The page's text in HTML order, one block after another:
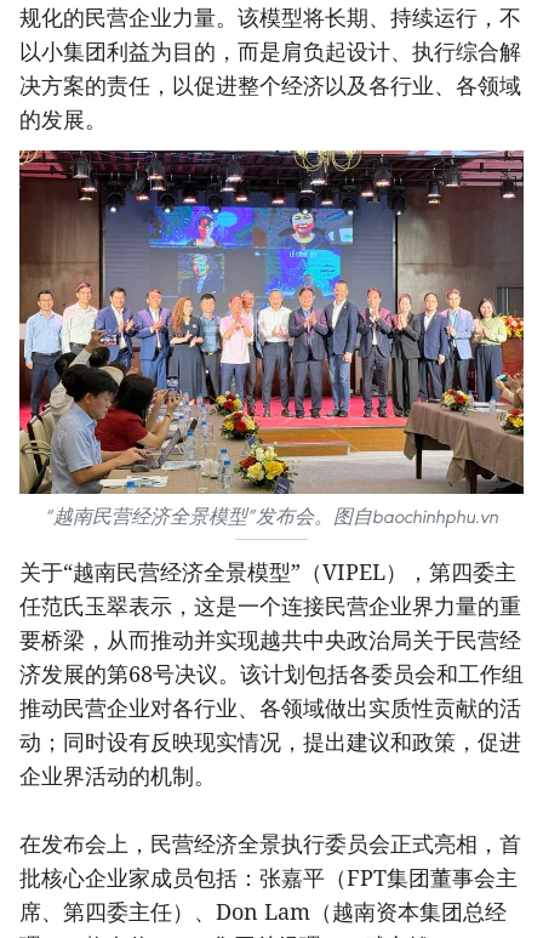
规化的民营企业力量。该模型将长期、持续运行，不
以小集团利益为目的，而是肩负起设计、执行综合解
决方案的责任，以促进整个经济以及各行业、各领域
的发展。
“越南民营经济全景模型”发布会。图自baochinhphu.vn
关于“越南民营经济全景模型”（VIPEL），第四委主
任范氏玉翠表示，这是一个连接民营企业界力量的重
要桥梁，从而推动并实现越共中央政治局关于民营经
济发展的第68号决议。该计划包括各委员会和工作组
推动民营企业对各行业、各领域做出实质性贡献的活
动；同时设有反映现实情况，提出建议和政策，促进
企业界活动的机制。
在发布会上，民营经济全景执行委员会正式亮相，首
批核心企业家成员包括：张嘉平（FPT集团董事会主
席、第四委主任）、Don Lam（越南资本集团总经